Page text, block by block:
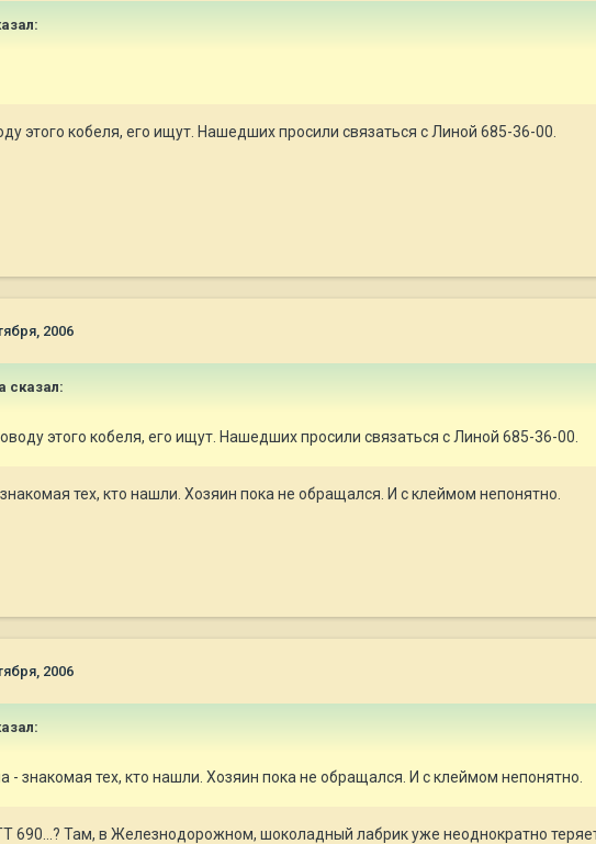
этого кобеля, его ищут. Нашедших просили связаться с Линой 685-36-00.
2006
сказал:
этого кобеля, его ищут. Нашедших просили связаться с Линой 685-36-00.
тех, кто нашли. Хозяин пока не обращался. И с клеймом непонятно.
2006
- знакомая тех, кто нашли. Хозяин пока не обращался. И с клеймом непонятно.
690...? Там, в Железнодорожном, шоколадный лабрик уже неоднократно